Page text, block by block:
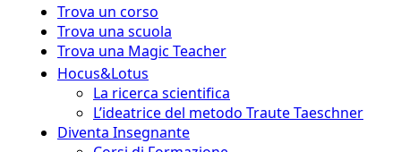
Trova un corso
Trova una scuola
Trova una Magic Teacher
Hocus&Lotus
La ricerca scientifica
L’ideatrice del metodo Traute Taeschner
Diventa Insegnante